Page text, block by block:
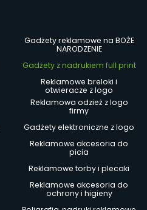
Gadżety reklamowe na BOŻE
NARODZENIE
Gadżety z nadrukiem full print
Reklamowe breloki i
otwieracze z logo
Reklamowa odzież z logo
firmy
Gadżety elektroniczne z logo
Reklamowe akcesoria do
picia
Reklamowe torby i plecaki
Reklamowe akcesoria do
ochrony i higieny